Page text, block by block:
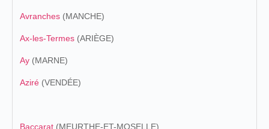
Avranches (MANCHE)
Ax-les-Termes (ARIÈGE)
Ay (MARNE)
Aziré (VENDÉE)
Baccarat (MEURTHE-ET-MOSELLE)